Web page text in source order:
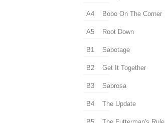
A4 Bobo On The Corner
A5 Root Down
B1 Sabotage
B2 Get It Together
B3 Sabrosa
B4 The Update